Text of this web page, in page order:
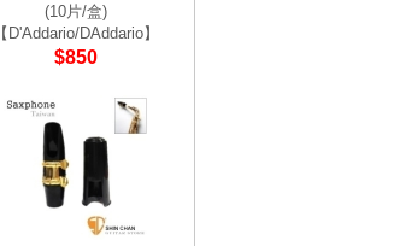
(10片/盒)
【D'Addario/DAddario】
$850